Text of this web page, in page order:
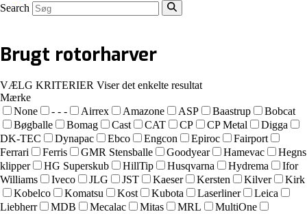
Search
Brugt rotorharver
VÆLG KRITERIER Viser det enkelte resultat
Mærke
None
- - - Airrex Amazone ASP Baastrup
Bobcat
Bøgballe
Bomag Cast CAT CP CP Metal
Digga
DK-TEC
Dynapac Ebco Engcon Epiroc
Fairport
Ferrari
Ferris GMR Stensballe Goodyear Hamevac
Hegns
klipper
HG Superskub HillTip Husqvarna Hydrema
Ifor
Williams
Iveco JLG JST Kaeser Kersten Kilver
Kirk
Kobelco
Komatsu Kost Kubota Laserliner
Leica
Liebherr
MDB Mecalac Mitas MRL
MultiOne